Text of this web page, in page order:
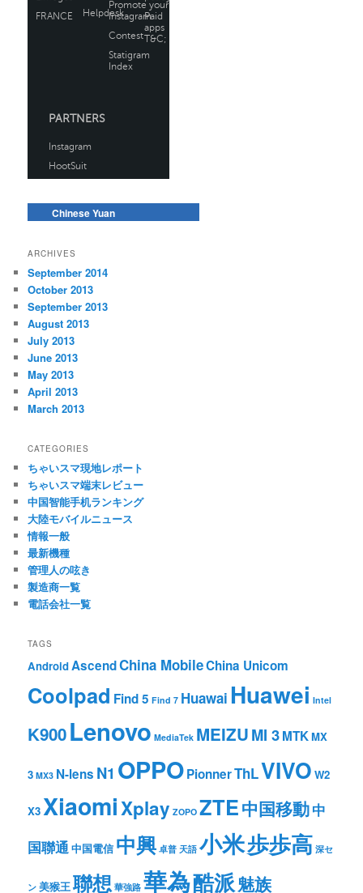
Chinese Yuan
ARCHIVES
September 2014
October 2013
September 2013
August 2013
July 2013
June 2013
May 2013
April 2013
March 2013
CATEGORIES
ちゃいスマ現地レポート
ちゃいスマ端末レビュー
中国智能手机ランキング
大陸モバイルニュース
情報一般
最新機種
管理人の呟き
製造商一覧
電話会社一覧
TAGS
AndroidAscendChina MobileChina Unicom
Coolpad Find 5 Find 7 Huawai Huawei Intel
K900Lenovo MediaTek MEIZUMI 3MTKMX
3 MX3 N-lens N1 OPPOPionnerThLVIVO W2
X3XiaomiXplay ZOPO ZTE中国移動中
国聯通中国電信 中興 卓普 天語 小米歩歩高 深セ
ン 美猴王聯想 華強路 華為酷派魅族